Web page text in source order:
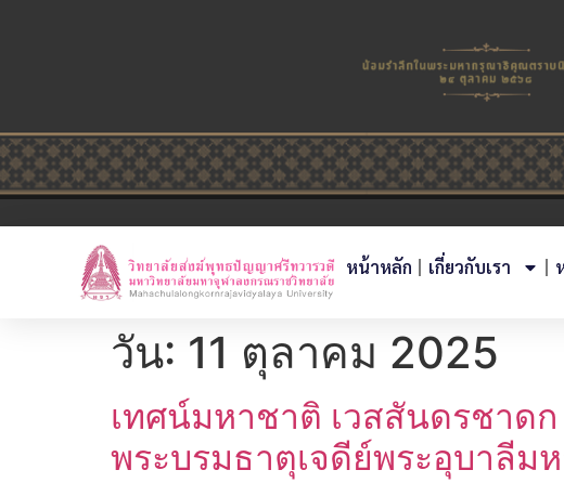
หน้าหลัก เกี่ยวกับเรา
วัน: 11 ตุลาคม 2025
เทศน์มหาชาติ เวสสันดรชาด
พระบรมธาตุเจดีย์พระอุบาลีม